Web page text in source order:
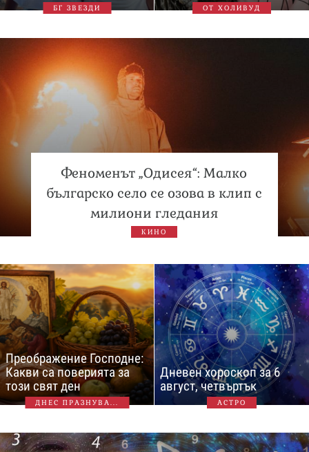
БГ ЗВЕЗДИ ОТ ХОЛИВУД
Феноменът „Одисея“: Малко
българско село се озова в клип с
милиони гледания
КИНО
Преображение Господне:
Какви са поверията за
този свят ден
ДНЕС ПРАЗНУВА...
Дневен хороскоп за 6
август, четвъртък
АСТРО